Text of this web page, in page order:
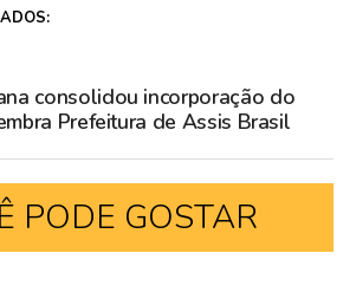
consolidou incorporação do
Prefeitura de Assis Brasil
PODE GOSTAR